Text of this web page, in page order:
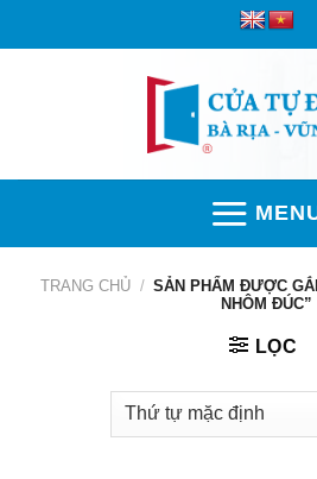
TRANG CHỦ / SẢN PHẨM ĐƯỢC
NHÔM ĐÚC”
LỌC